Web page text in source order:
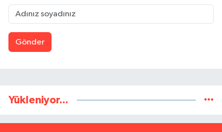
Gönder
Yükleniyor...